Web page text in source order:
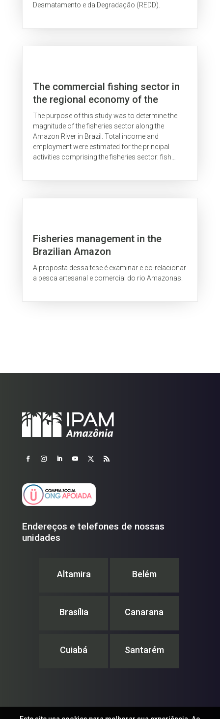
Desmatamento e da Degradação (REDD).
The commercial fishing sector in
the regional economy of the
Brazilian Amazon
The purpose of this study was to determine the
magnitude of the fisheries sector along the
Amazon River in Brazil. Total income and
employment were estimated for the principal
activities comprising the fisheries sector: fish
Fisheries management in the
Brazilian Amazon
A proposta dessa tese é examinar e co-relacionar
a pesca artesanal e comercial do rio Amazonas.
Endereços e telefones de nossas
unidades
Altamira Belém
Brasília Canarana
Cuiabá Santarém